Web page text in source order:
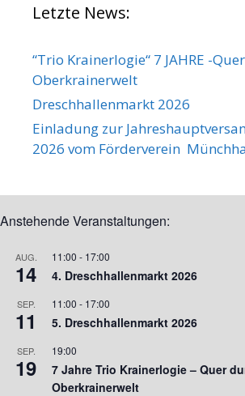
Letzte News:
“Trio Krainerlogie“ 7 JAHRE -
Oberkrainerwelt
Dreschhallenmarkt 2026
Einladung zur
2026 vom Förderverein
Anstehende Veranstaltungen:
AUG.
14
11:00 - 17:00
4. Dreschhallenmarkt 2026
SEP.
11
11:00 - 17:00
5. Dreschhallenmarkt 2026
SEP.
19
19:00
7 Jahre Trio Krainerlogie – Quer
Oberkrainerwelt